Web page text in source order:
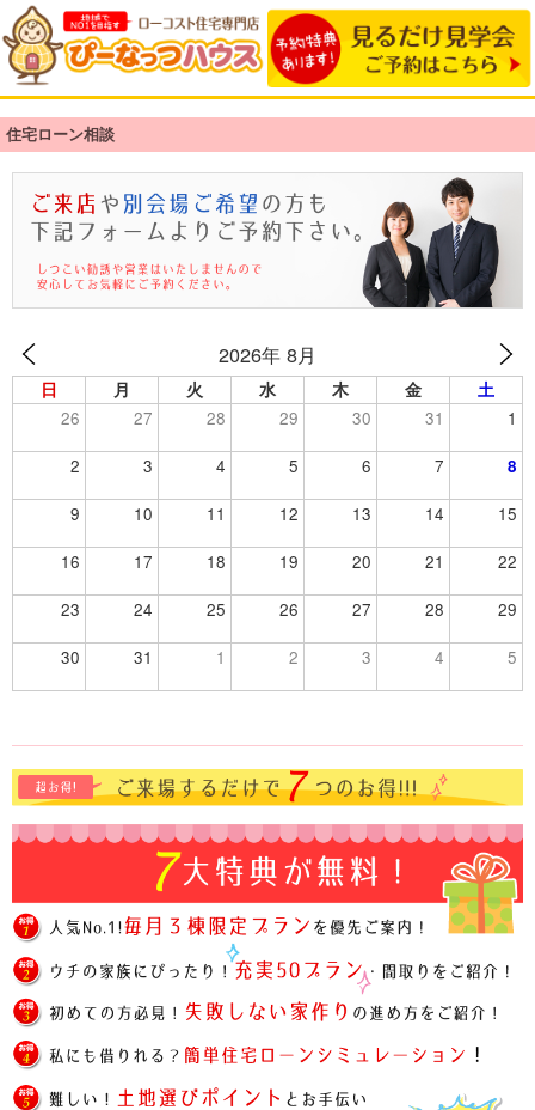
住宅ローン相談
2026年 8月
日 月 火 水 木 金
土
26
27 28 29 30 31 1
2 3 4 5 6 7 8
9 10 11 12 13 14 15
16 17 18 19 20 21 22
23 24 25 26 27 28 29
30 31 1 2 3 4 5